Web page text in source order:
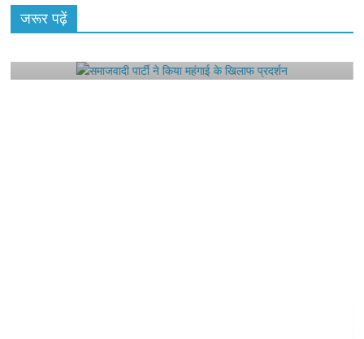
जरूर पढ़ें
राजनीतिक
समाजवादी पार्टी ने किया महंगाई के खिलाफ प्रदर्शन